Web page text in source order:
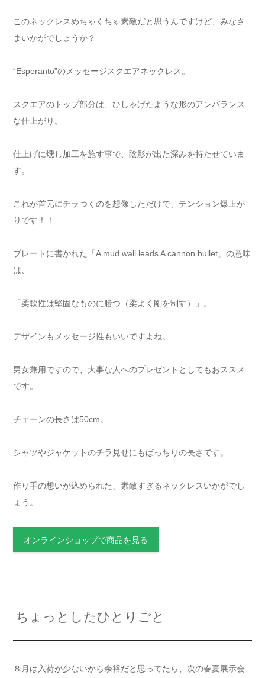
このネックレスめちゃくちゃ素敵だと思うんですけど、みなさ
まいかがでしょうか？
“Esperanto”のメッセージスクエアネックレス。
スクエアのトップ部分は、ひしゃげたような形のアンバランス
な仕上がり。
仕上げに燻し加工を施す事で、陰影が出た深みを持たせていま
す。
これが首元にチラつくのを想像しただけで、テンション爆上が
りです！！
プレートに書かれた「A mud wall leads A cannon bullet」の意味
は、
「柔軟性は堅固なものに勝つ（柔よく剛を制す）」。
デザインもメッセージ性もいいですよね。
男女兼用ですので、大事な人へのプレゼントとしてもおススメ
です。
チェーンの長さは50cm。
シャツやジャケットのチラ見せにもばっちりの長さです。
作り手の想いが込められた、素敵すぎるネックレスいかがでし
ょう。
オンラインショップで商品を見る
ちょっとしたひとりごと
８月は入荷が少ないから余裕だと思ってたら、次の春夏展示会